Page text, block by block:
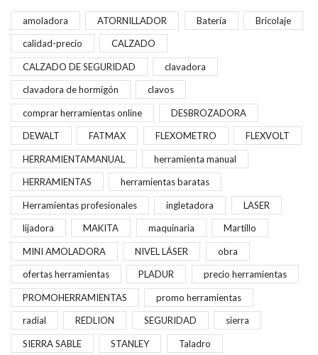
amoladora ATORNILLADOR Batería Bricolaje
calidad-precio CALZADO
CALZADO DE SEGURIDAD clavadora
clavadora de hormigón clavos
comprar herramientas online DESBROZADORA
DEWALT FATMAX FLEXOMETRO FLEXVOLT
HERRAMIENTAMANUAL herramienta manual
HERRAMIENTAS herramientas baratas
Herramientas profesionales ingletadora LASER
lijadora MAKITA maquinaria Martillo
MINI AMOLADORA NIVEL LÁSER obra
ofertas herramientas PLADUR precio herramientas
PROMOHERRAMIENTAS promo herramientas
radial REDLION SEGURIDAD sierra
SIERRA SABLE STANLEY Taladro